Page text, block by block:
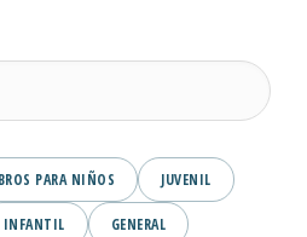
PARA NIÑOS JUVENIL
INFANTIL GENERAL